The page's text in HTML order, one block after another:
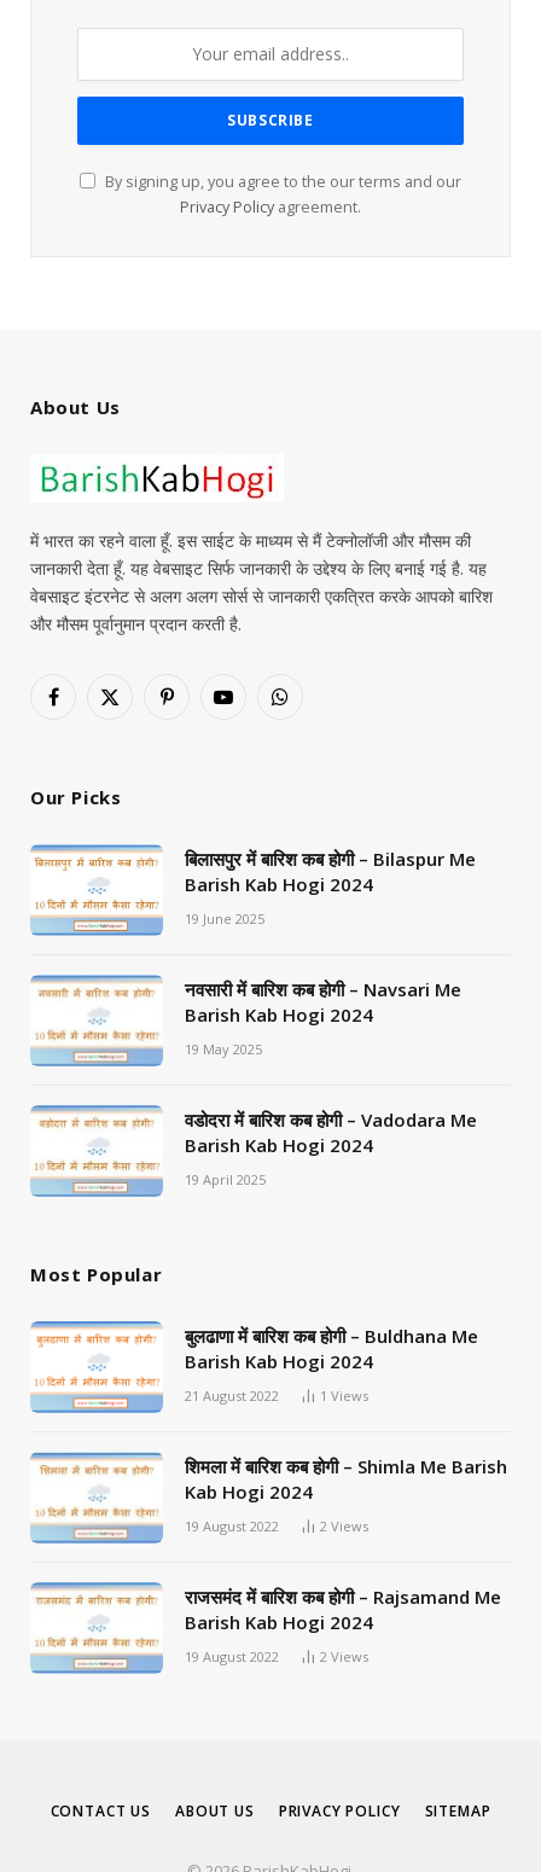
By signing up, you agree to the our terms and our
Privacy Policy agreement.
About Us
में भारत का रहने वाला हूँ. इस साईट के माध्यम से मैं टेक्नोलॉजी और मौसम की
जानकारी देता हूँ. यह वेबसाइट सिर्फ जानकारी के उद्देश्य के लिए बनाई गई है. यह
वेबसाइट इंटरनेट से अलग अलग सोर्स से जानकारी एकत्रित करके आपको बारिश
और मौसम पूर्वानुमान प्रदान करती है.
Facebook
X
PinterestYouTubeWhatsApp
Our Picks
बिलासपुर में बारिश कब होगी – Bilaspur Me
Barish Kab Hogi 2024
19 June 2025
नवसारी में बारिश कब होगी – Navsari Me
Barish Kab Hogi 2024
19 May 2025
वडोदरा में बारिश कब होगी – Vadodara Me
Barish Kab Hogi 2024
19 April 2025
Most Popular
बुलढाणा में बारिश कब होगी – Buldhana Me
Barish Kab Hogi 2024
21 August 2022 1 Views
शिमला में बारिश कब होगी – Shimla Me Barish
Kab Hogi 2024
19 August 2022 2 Views
राजसमंद में बारिश कब होगी – Rajsamand Me
Barish Kab Hogi 2024
19 August 2022 2 Views
CONTACT US ABOUT US PRIVACY POLICY SITEMAP